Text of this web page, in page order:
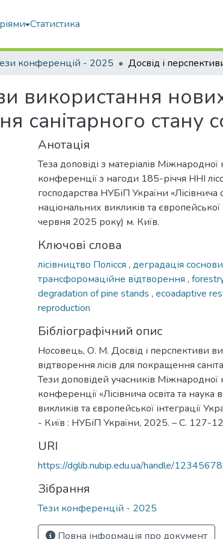
Статистика
конференцій - 2025
використання
санітарного стану
Анотація
Теза доповіді з матеріалів
конференції з нагоди 185-річчя ННІ
господарства НУБіП України «Лісівнича
національних викликів та європейської
червня 2025 року) м. Київ.
Ключові слова
лісівництво Полісся , деградація
трансфоромаційне відтворення ,
degradation of pine stands , ecoadaptive
reproduction
Бібліографічний опис
Носовець, О. М. Досвід і перспективи
відтворення лісів для покращення
Тези доповідей учасників Міжнародної
конференції «Лісівнича освіта та
викликів та європейської інтеграції
- Київ : НУБіП України, 2025. – С. 127-
URI
https://dglib.nubip.edu.ua/handle/
Зібрання
Тези конференцій - 2025
Повна інформація про документ